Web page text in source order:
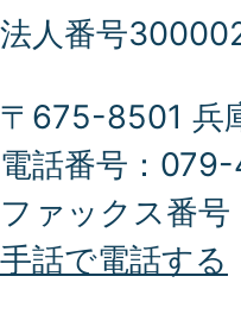
法人番号
〒675-8501 兵
電話番号：079-
ファックス番
手話で電話する